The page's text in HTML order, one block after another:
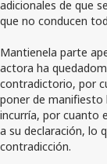
adicionales de que
que no conducen
Mantienela parte
actora ha
contradictorio, por
poner de manifiesto
incurría, por cuanto
a su declaración, lo
contradicción.